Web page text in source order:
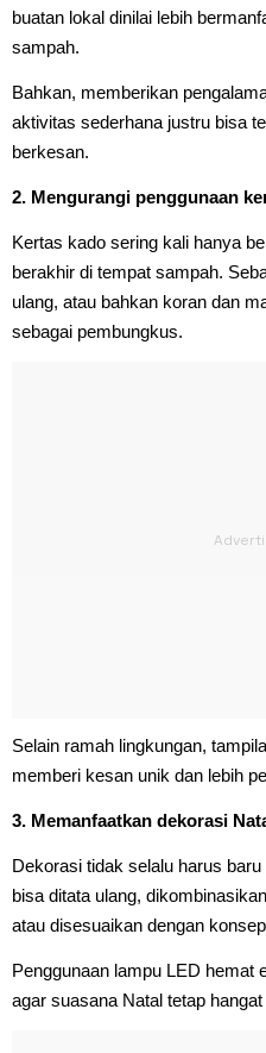
buatan lokal dinilai lebih
sampah.
Bahkan, memberikan
aktivitas sederhana justru bisa
berkesan.
2. Mengurangi penggunaan
Kertas kado sering kali hanya
berakhir di tempat sampah.
ulang, atau bahkan koran dan
sebagai pembungkus.
Selain ramah lingkungan,
memberi kesan unik dan lebih
3. Memanfaatkan dekorasi
Dekorasi tidak selalu harus
bisa ditata ulang,
atau disesuaikan dengan
Penggunaan lampu LED hemat
agar suasana Natal tetap